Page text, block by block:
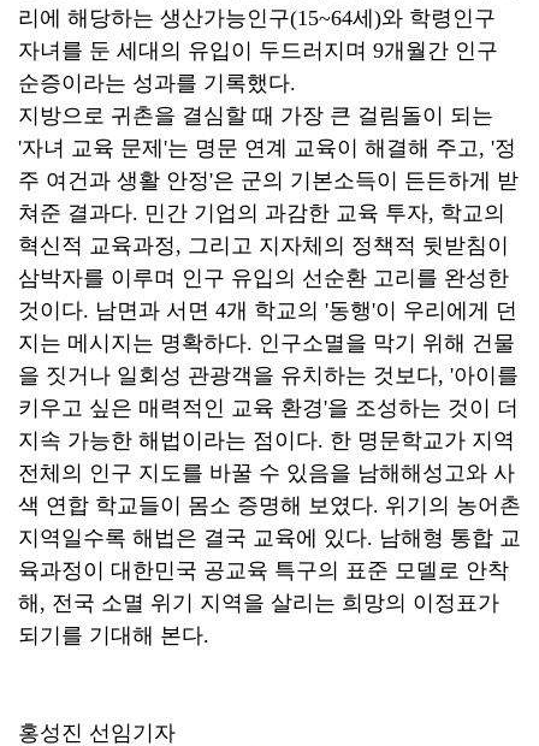
리에 해당하는 생산가능인구(15~64세)와 학령인구
자녀를 둔 세대의 유입이 두드러지며 9개월간 인구
순증이라는 성과를 기록했다.
지방으로 귀촌을 결심할 때 가장 큰 걸림돌이 되는
'자녀 교육 문제'는 명문 연계 교육이 해결해 주고, '정
주 여건과 생활 안정'은 군의 기본소득이 든든하게 받
쳐준 결과다. 민간 기업의 과감한 교육 투자, 학교의
혁신적 교육과정, 그리고 지자체의 정책적 뒷받침이
삼박자를 이루며 인구 유입의 선순환 고리를 완성한
것이다. 남면과 서면 4개 학교의 '동행'이 우리에게 던
지는 메시지는 명확하다. 인구소멸을 막기 위해 건물
을 짓거나 일회성 관광객을 유치하는 것보다, '아이를
키우고 싶은 매력적인 교육 환경'을 조성하는 것이 더
지속 가능한 해법이라는 점이다. 한 명문학교가 지역
전체의 인구 지도를 바꿀 수 있음을 남해해성고와 사
색 연합 학교들이 몸소 증명해 보였다. 위기의 농어촌
지역일수록 해법은 결국 교육에 있다. 남해형 통합 교
육과정이 대한민국 공교육 특구의 표준 모델로 안착
해, 전국 소멸 위기 지역을 살리는 희망의 이정표가
되기를 기대해 본다.
홍성진 선임기자